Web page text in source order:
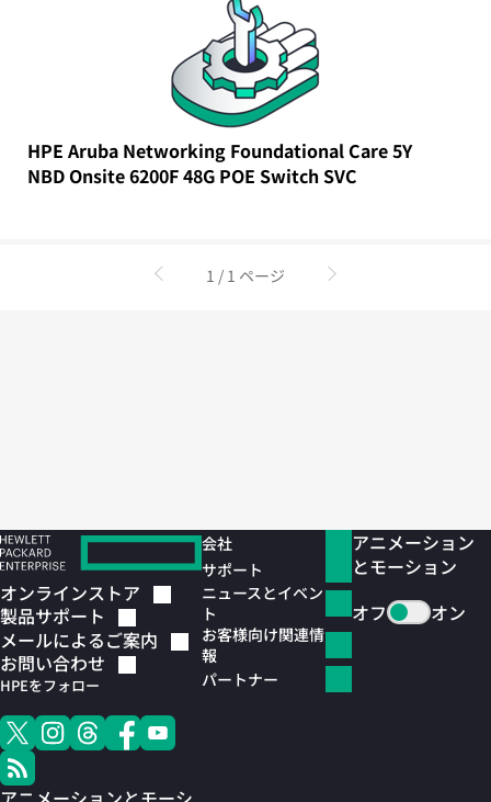
HPE Aruba Networking Foundational Care 5Y
NBD Onsite 6200F 48G POE Switch SVC
1 / 1 ページ
オンラインストア
製品サポート
メールによるご案内
お問い合わせ
HPEをフォロー
会社
サポート
ニュースとイベン
ト
お客様向け関連情
報
パートナー
アニメーション
とモーション
オフ
オン